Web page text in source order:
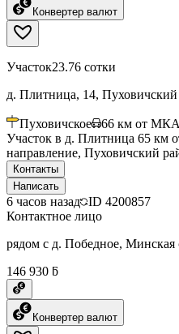
Конвертер валют
Участок23.76 сотки
д. Плитница, 14,
Пуховичское 66 км от
Участок в д. Плитница 65 км
направление, Пуховичский
Контакты
Написать
6 часов назад ID 4200857
Контактное лицо
рядом с д. Победное, Минская
146 930 ƃ
Конвертер валют